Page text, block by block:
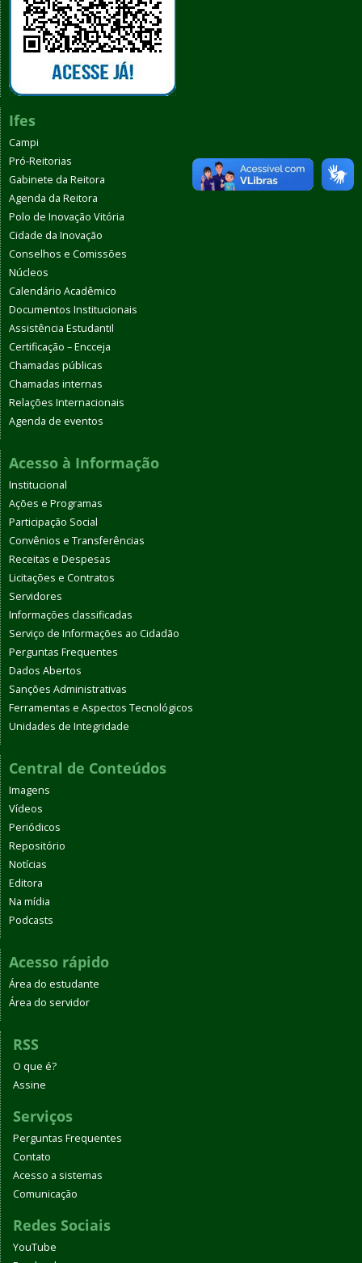
Ifes
Campi
Pró-Reitorias
Gabinete da Reitora
Agenda da Reitora
Polo de Inovação Vitória
Cidade da Inovação
Conselhos e Comissões
Núcleos
Calendário Acadêmico
Documentos Institucionais
Assistência Estudantil
Certificação – Encceja
Chamadas públicas
Chamadas internas
Relações Internacionais
Agenda de eventos
Acesso à Informação
Institucional
Ações e Programas
Participação Social
Convênios e Transferências
Receitas e Despesas
Licitações e Contratos
Servidores
Informações classificadas
Serviço de Informações ao Cidadão
Perguntas Frequentes
Dados Abertos
Sanções Administrativas
Ferramentas e Aspectos Tecnológicos
Unidades de Integridade
Central de Conteúdos
Imagens
Vídeos
Periódicos
Repositório
Notícias
Editora
Na mídia
Podcasts
Acesso rápido
Área do estudante
Área do servidor
RSS
O que é?
Assine
Serviços
Perguntas Frequentes
Contato
Acesso a sistemas
Comunicação
Redes Sociais
YouTube